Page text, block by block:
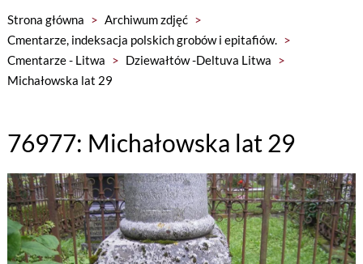
Strona główna > Archiwum zdjęć >
Cmentarze, indeksacja polskich grobów i epitafiów. >
Cmentarze - Litwa > Dziewałtów -Deltuva Litwa >
Michałowska lat 29
76977: Michałowska lat 29